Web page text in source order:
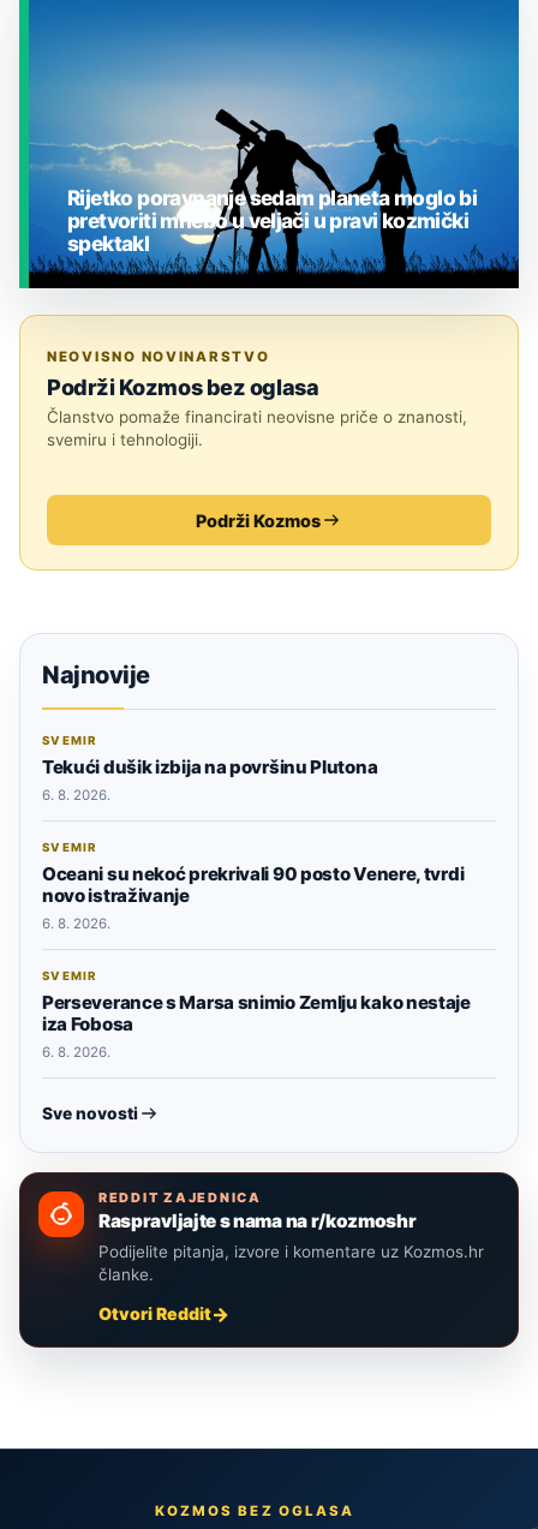
Rijetko poravnanje sedam planeta moglo bi
pretvoriti mnebo u veljači u pravi kozmički
spektakl
NEOVISNO NOVINARSTVO
Podrži Kozmos bez oglasa
Članstvo pomaže financirati neovisne priče o znanosti,
svemiru i tehnologiji.
Podrži Kozmos
Najnovije
SVEMIR
Tekući dušik izbija na površinu Plutona
6. 8. 2026.
SVEMIR
Oceani su nekoć prekrivali 90 posto Venere, tvrdi
novo istraživanje
6. 8. 2026.
SVEMIR
Perseverance s Marsa snimio Zemlju kako nestaje
iza Fobosa
6. 8. 2026.
Sve novosti
REDDIT ZAJEDNICA
Raspravljajte s nama na r/kozmoshr
Podijelite pitanja, izvore i komentare uz Kozmos.hr
članke.
Otvori Reddit
KOZMOS BEZ OGLASA